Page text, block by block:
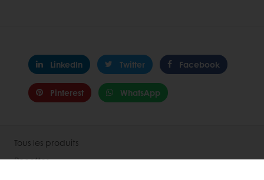
LinkedIn Twitter Facebook
Pinterest WhatsApp
Tous les produits
Recettes